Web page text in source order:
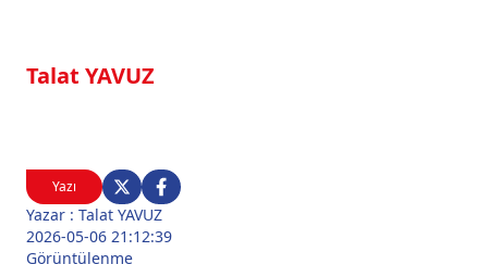
Yazı
Yazar : Talat YAVUZ
2026-05-06 21:12:39
Görüntülenme
Talat YAVUZ